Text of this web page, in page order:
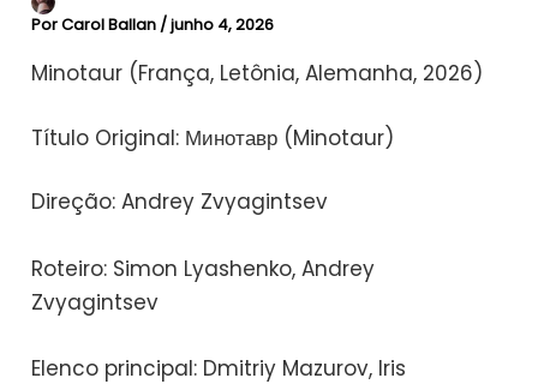
PorCarol Ballan /junho 4, 2026
Minotaur (França, Letônia, Alemanha, 2026)
Título Original: Минотавр (Minotaur)
Direção: Andrey Zvyagintsev
Roteiro: Simon Lyashenko, Andrey
Zvyagintsev
Elenco principal: Dmitriy Mazurov, Iris